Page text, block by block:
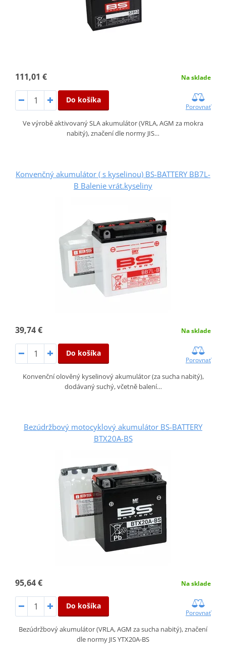
111,01 € Na sklade
Do košíka
Porovnať
Ve výrobě aktivovaný SLA akumulátor (VRLA, AGM za mokra
nabitý), značení dle normy JIS…
Konvenčný akumulátor ( s kyselinou) BS-BATTERY BB7L-
B Balenie vrát.kyseliny
39,74 € Na sklade
Do košíka
Porovnať
Konvenční olověný kyselinový akumulátor (za sucha nabitý),
dodávaný suchý, včetně balení…
Bezúdržbový motocyklový akumulátor BS-BATTERY
BTX20A-BS
95,64 € Na sklade
Do košíka
Porovnať
Bezúdržbový akumulátor (VRLA, AGM za sucha nabitý), značení
dle normy JIS YTX20A-BS